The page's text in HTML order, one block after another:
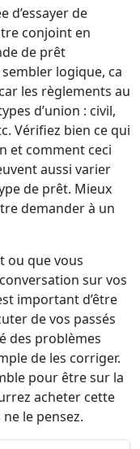
d’essayer de
conjoint en
de prêt
logique, ca
les règlements au
d’union : civil,
Vérifiez bien ce qui
et comment ceci
aussi varier
de prêt. Mieux
demander à un
ou que vous
sur vos
important d’être
de vos passés
des problèmes
de les corriger.
pour être sur la
acheter cette
le pensez.